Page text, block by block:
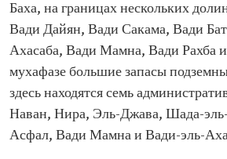
Баха, на границах нескольких
Вади Дайян, Вади Сакама, Вади
Ахасаба, Вади Мамна, Вади Рахба
мухафазе большие запасы
здесь находятся семь
Наван, Нира, Эль-Джава, Шада-
Асфал, Вади Мамна и Вади-эль-